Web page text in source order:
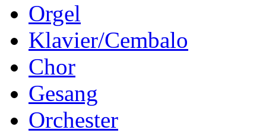
Orgel
Klavier/Cembalo
Chor
Gesang
Orchester